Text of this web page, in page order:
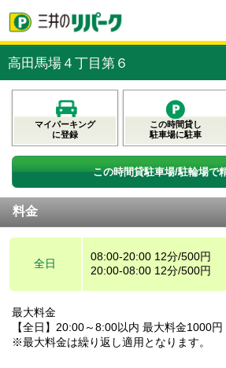
高田馬場４丁目第６
マイパーキング
に登録
この時間貸し
駐車場に駐車
この時間貸駐車場/駐輪場で
料金
全日
08:00-20:00 12分/500円
20:00-08:00 12分/500円
最大料金
【全日】20:00～8:00以内 最大料金1000円
※最大料金は繰り返し適用となります。